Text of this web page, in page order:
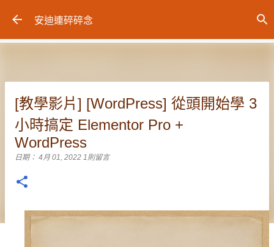
安迪連碎碎念
[教學影片] [WordPress] 從頭開始學 3
小時搞定 Elementor Pro +
WordPress
日期： 4月 01, 2022 1則留言